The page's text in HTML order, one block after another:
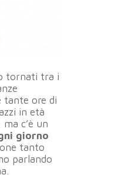
tornati tra i
tante ore di
in età
c’è un
giorno
tanto
parlando